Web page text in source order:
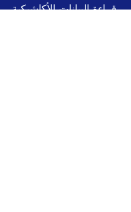
قراءة البيانات الأكاشيكية